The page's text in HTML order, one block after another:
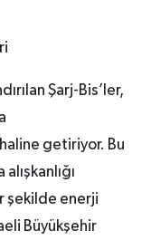
Şarj-Bis’ler,
getiriyor. Bu
şekilde enerji
Büyükşehir